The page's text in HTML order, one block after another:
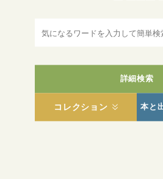
詳細検索
コレクション 本と